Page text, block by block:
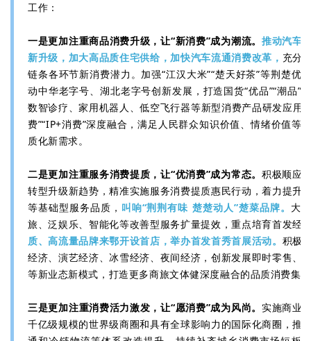
工作：
一是更加注重商品消费升级，让“新消费”成为潮流。 推动汽车
新升级，加大高品质住宅供给，加快汽车流通消费改革， 充分
链条各环节新消费潜力。加强“江汉大米”“楚天好茶”等荆楚优
动中华老字号、湖北老字号创新发展，打造国货“优品”“潮品”
数智诊疗、家用机器人、低空飞行器等新型消费产品研发应用
费”“IP+消费”深度融合，满足人民群众知识价值、情绪价值等
质化新需求。
二是更加注重服务消费提质，让“优消费”成为常态。 积极顺应
转型升级新趋势，精准实施服务消费提质惠民行动，着力提升
等基础型服务品质， 叫响“荆荆有味 楚楚动人”楚菜品牌。 大
旅、泛娱乐、智能化等改善型服务扩量提效，重点培育首发经
质、高流量品牌来鄂开设首店，举办首发首秀首展活动。 积极
经济、演艺经济、冰雪经济、夜间经济，创新发展即时零售、
等新业态新模式，打造更多商旅文体健深度融合的品质消费集
三是更加注重消费活力激发，让“愿消费”成为风尚。 实施商业
千亿级规模的世界级商圈和具有全球影响力的国际化商圈，推